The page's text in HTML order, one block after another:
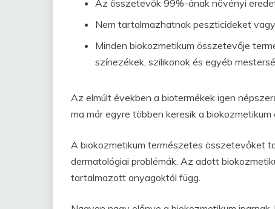
Az összetevők 99%-ának növényi
Nem tartalmazhatnak peszticideket
Minden biokozmetikum összetevője
színezékek, szilikonok és egyéb
Az elmúlt években a biotermékek igen
ma már egyre többen keresik a
A biokozmetikum természetes összetevőket
dermatológiai problémák. Az adott
tartalmazott anyagoktól függ.